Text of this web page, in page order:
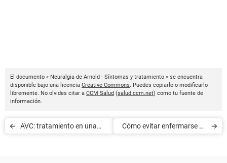
El documento « Neuralgia de Arnold - Síntomas y tratamiento » se encuentra
disponible bajo una licencia Creative Commons. Puedes copiarlo o modificarlo
libremente. No olvides citar a CCM Salud (salud.ccm.net) como tu fuente de
información.
AVC: tratamiento en una
Cómo evitar enfermarse en